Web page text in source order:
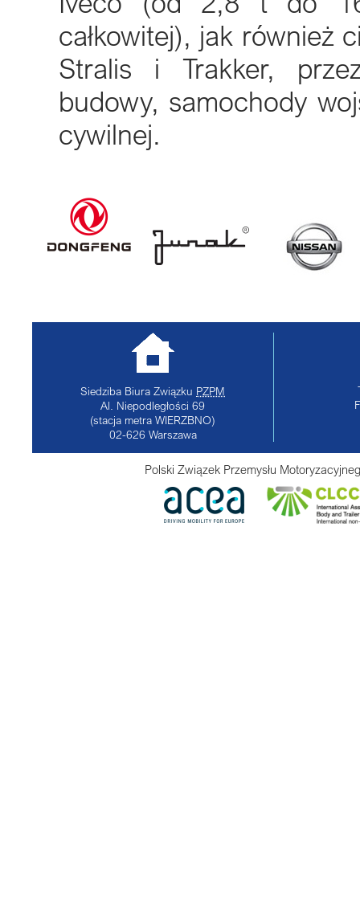
całkowitej), jak również
Stralis i Trakker,
budowy, samochody
cywilnej.
Siedziba Biura Związku PZPM
Al. Niepodległości 69
(stacja metra WIERZBNO)
02-626 Warszawa
Polski Związek Przemysłu